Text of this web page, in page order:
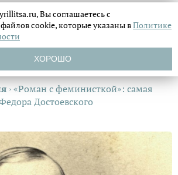
›«Роман с феминисткой»: самая
Достоевского
Вы соглашаетесь с
cookie, которые указаны вПолитике
ХОРОШО